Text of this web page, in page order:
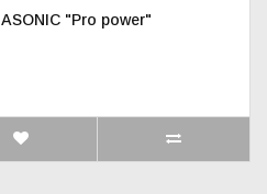
"Pro power"